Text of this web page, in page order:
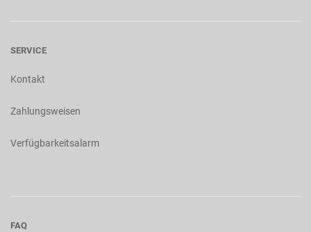
SERVICE
Kontakt
Zahlungsweisen
Verfügbarkeitsalarm
FAQ